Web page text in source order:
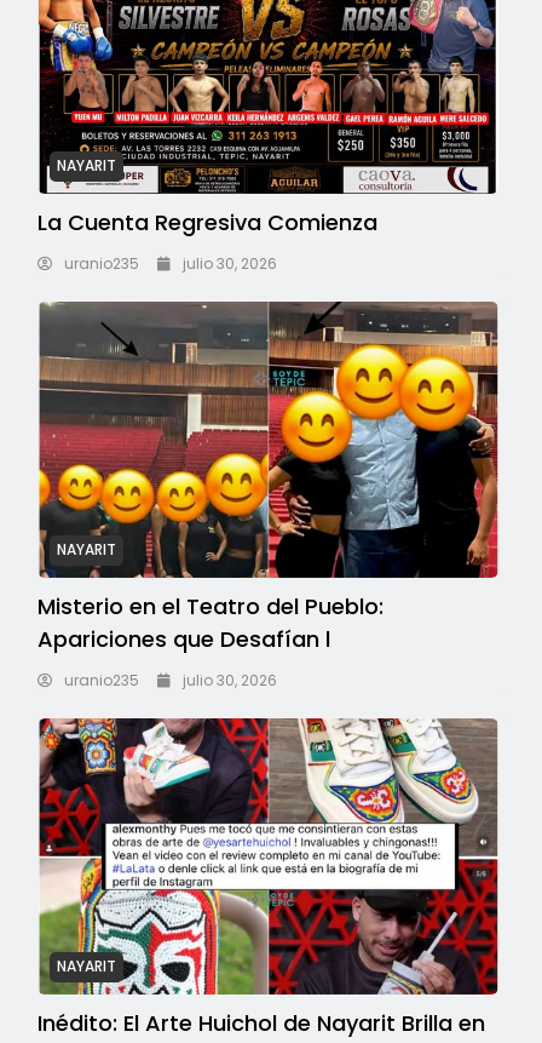
NAYARIT
La Cuenta Regresiva Comienza
uranio235 julio 30, 2026
NAYARIT
Misterio en el Teatro del Pueblo:
Apariciones que Desafían l
uranio235 julio 30, 2026
NAYARIT
Inédito: El Arte Huichol de Nayarit Brilla en